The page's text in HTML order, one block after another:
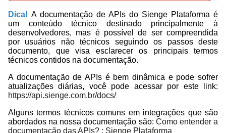
Dica! A documentação de APIs do Sienge Plataforma é
um conteúdo técnico destinado principalmente à
desenvolvedores, mas é possível de ser compreendida
por usuários não técnicos seguindo os passos deste
documento, que visa esclarecer os principais termos
técnicos contidos na documentação.
A documentação de APIs é bem dinâmica e pode sofrer
atualizações diárias, você pode acessar por este link:
https://api.sienge.com.br/docs/
Alguns termos técnicos comuns em integrações que são
abordados na nossa documentação são: Como entender a
documentação das APIs? : Sienge Plataforma